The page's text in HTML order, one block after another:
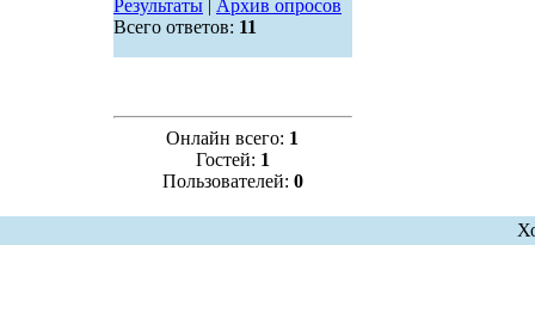
Результаты| Архив опросов
Всего ответов: 11
Онлайн всего: 1
Гостей: 1
Пользователей: 0